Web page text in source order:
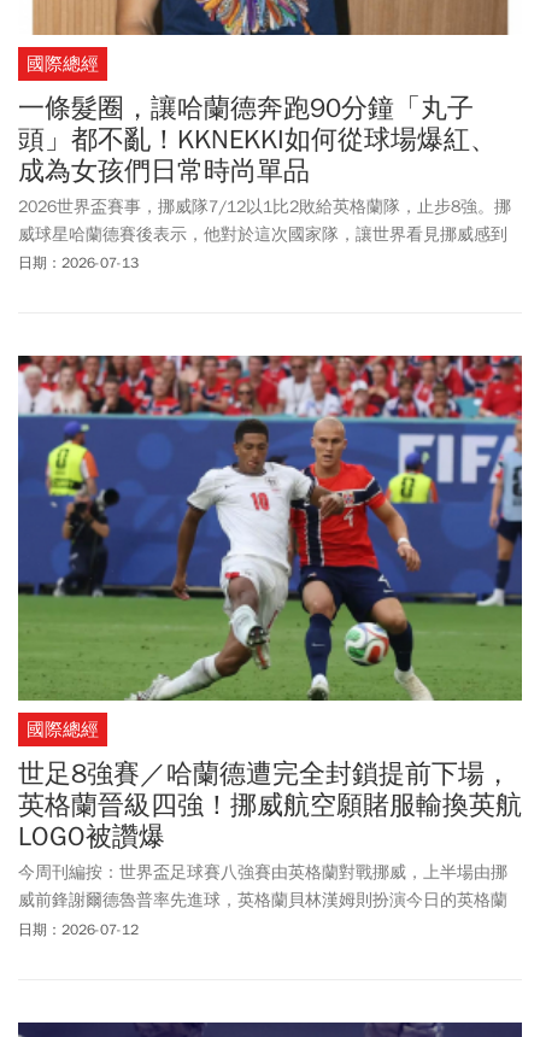
單、轉播直播平台懶人包，提供給民眾跟上世足熱！
國際總經
一條髮圈，讓哈蘭德奔跑90分鐘「丸子
頭」都不亂！KKNEKKI如何從球場爆紅、
成為女孩們日常時尚單品
2026世界盃賽事，挪威隊7/12以1比2敗給英格蘭隊，止步8強。挪
威球星哈蘭德賽後表示，他對於這次國家隊，讓世界看見挪威感到
感動，並認為這次他們的表現，已激勵新一代挪威年輕人！哈蘭德
關注！場外的他同樣是人氣指標，具有強大社群魅力與帶貨功力！
日前綁在他頭上的「髮圈」意外成為熱門話題！由於他經常在高強
度比賽中、需要長時間來回奔跑，大約近90分鐘左右。然而「招牌
丸子頭」依舊屹立不搖、完全不鬆散，意外引發外界關注，並帶動
相關產品在各國的銷售熱。據了解，哈蘭德使用的是挪威品牌
KKNEKKI髮圈，目前已在中國賣爆，限定款還被炒到破千元價格。
日期：2026-07-13
國際總經
世足8強賽／哈蘭德遭完全封鎖提前下場，
英格蘭晉級四強！挪威航空願賭服輸換英航
LOGO被讚爆
今周刊編按：世界盃足球賽八強賽由英格蘭對戰挪威，上半場由挪
威前鋒謝爾德魯普率先進球，英格蘭貝林漢姆則扮演今日的英格蘭
英雄，梅開二度助英格蘭挺進四強。本場比賽開賽前，英格蘭與挪
日期：2026-07-12